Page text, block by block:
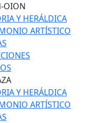
OION
Y HERÁLDICA
ARTÍSTICO
Y HERÁLDICA
ARTÍSTICO